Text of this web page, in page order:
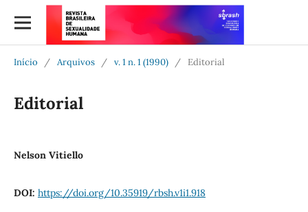
Início / Arquivos / v. 1 n. 1 (1990) / Editorial
Editorial
Nelson Vitiello
DOI: https://doi.org/10.35919/rbsh.v1i1.918